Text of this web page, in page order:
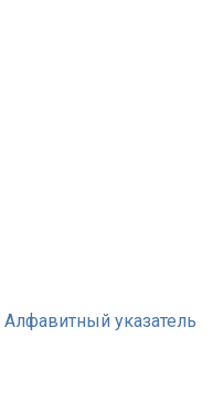
Алфавитный указатель